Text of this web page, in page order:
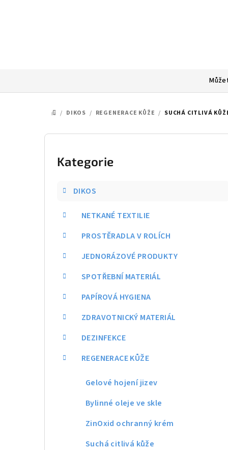
DOMŮ
/ DIKOS / REGENERACE KŮŽE / SUCHÁ CITLIVÁ
P
Přeskočit
kategorie
Kategorie
DIKOS
NETKANÉ TEXTILIE
PROSTĚRADLA V ROLÍCH
JEDNORÁZOVÉ PRODUKTY
SPOTŘEBNÍ MATERIÁL
PAPÍROVÁ HYGIENA
ZDRAVOTNICKÝ MATERIÁL
DEZINFEKCE
REGENERACE KŮŽE
Gelové hojení jizev
Bylinné oleje ve skle
ZinOxid ochranný krém
Suchá citlivá kůže